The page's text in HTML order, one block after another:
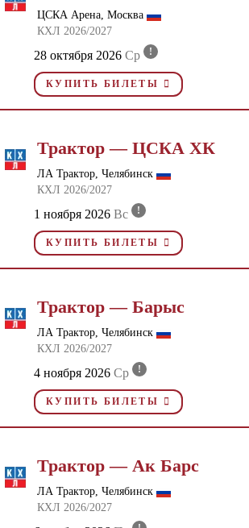
ЦСКА Арена, Москва
КХЛ 2026/2027
28 октября 2026 Ср !
КУПИТЬ БИЛЕТЫ
Трактор — ЦСКА ХК
ЛА Трактор, Челябинск
КХЛ 2026/2027
1 ноября 2026 Вс !
КУПИТЬ БИЛЕТЫ
Трактор — Барыс
ЛА Трактор, Челябинск
КХЛ 2026/2027
4 ноября 2026 Ср !
КУПИТЬ БИЛЕТЫ
Трактор — Ак Барс
ЛА Трактор, Челябинск
КХЛ 2026/2027